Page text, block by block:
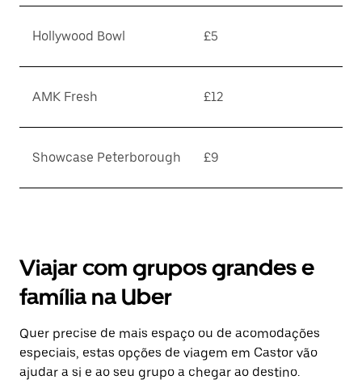
Hollywood Bowl £5
AMK Fresh £12
Showcase Peterborough £9
Viajar com grupos grandes e
família na Uber
Quer precise de mais espaço ou de acomodações
especiais, estas opções de viagem em Castor vão
ajudar a si e ao seu grupo a chegar ao destino.